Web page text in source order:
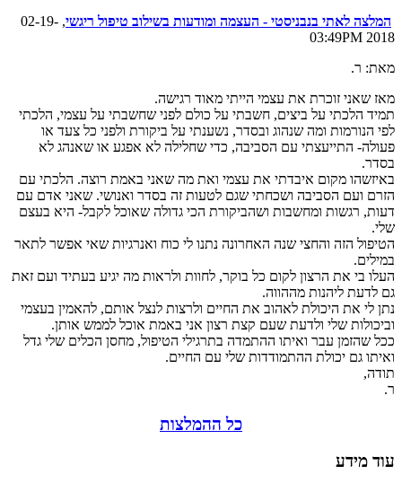
המלצה לאתי בנבניסטי - העצמה ומודעות בשילוב טיפול ריגשי , 02-19-
2018 03:49PM
מאת: ר.
מאז שאני זוכרת את עצמי הייתי מאוד רגישה.
תמיד הלכתי על ביצים, חשבתי על כולם לפני שחשבתי על עצמי, הלכתי
לפי הנורמות ומה שנהוג ובסדר, נשענתי על ביקורת ולפני כל צעד או
פעולה- התייעצתי עם הסביבה, כדי שחלילה לא אפגע או שאנהג לא
בסדר.
באיזשהו מקום איבדתי את עצמי ואת מה שאני באמת רוצה. הלכתי עם
הזרם ועם הסביבה ושכחתי שגם לטעות זה בסדר ואנושי. שאני אדם עם
דעות, רגשות ומחשבות ושהביקורת הכי גדולה שאוכל לקבל- היא בעצם
שלי.
הטיפול הזה והחצי שנה האחרונה נתנו לי כוח ואנרגיות שאי אפשר לתאר
במילים.
העלו בי את הרצון לקום כל בוקר, לחוות ולראות מה יגיע בעתיד ועם זאת
גם לדעת ליהנות מההווה.
נתן לי את היכולת לאהוב את החיים ולרצות לנצל אותם, להאמין בעצמי
וביכולות שלי ולדעת שעם קצת רצון אני באמת אוכל לממש אותן.
ככל שהזמן עבר ואיתו ההתמדה בתרגילי הטיפול, מחסן הכלים שלי גדל
ואיתו גם יכולת ההתמודדות שלי עם החיים.
תודה,
ר.
כל ההמלצות
עוד מידע